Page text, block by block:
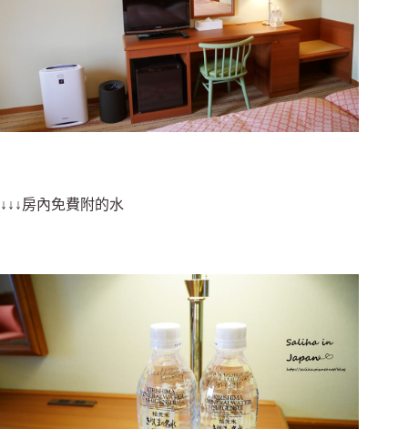
↓↓↓房內免費附的水